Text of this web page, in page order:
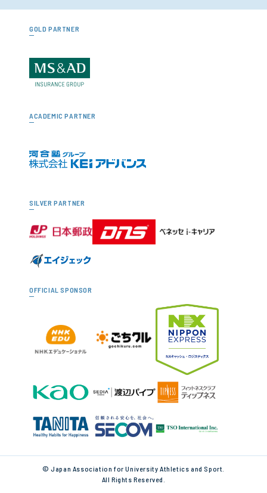
GOLD PARTNER
ACADEMIC PARTNER
SILVER PARTNER
OFFICIAL SPONSOR
© Japan Association for University Athletics and Sport.
All Rights Reserved.